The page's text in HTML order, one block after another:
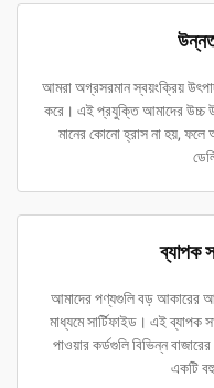
আমরা অগ্রসরমান স্বয়ংক্রিয়
করে। এই প্রযুক্তি আমাদের উচ্চ
মানের কোনো হ্রাস না হয়, ফলে
ব্যাপক
আমাদের পণ্যগুলি বড় আকারের
মাধ্যমে সার্টিফাইড। এই ব্যাপক
পাওয়ার কর্ডগুলি বিভিন্ন
একটি